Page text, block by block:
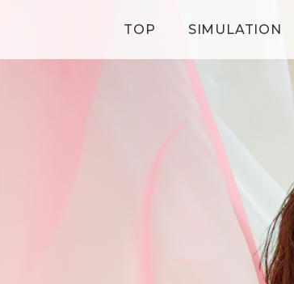
TOP SIMULATION